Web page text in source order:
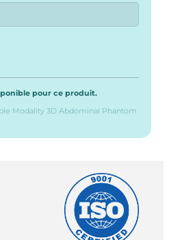
pour ce produit.
Modality 3D Abdominal Phantom